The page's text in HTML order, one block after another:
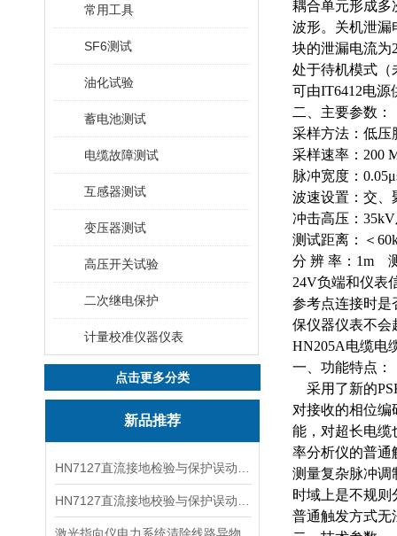
常用工具
SF6测试
油化试验
蓄电池测试
电缆故障测试
互感器测试
变压器测试
高压开关试验
二次继电保护
计量校准仪器仪表
点击更多分类
新品推荐
耦合单元形成多
波形。关机泄漏
块的泄漏电流为
处于待机模式（
可由IT6412电源
二、主要参数：
采样方法：低压
采样速率： 200
脉冲宽度： 0.05μ
波速设置：交、
冲击高压： 35kV
测试距离：＜
分 辨 率： 1m
24V负端和仪表
参考点连接时是
保仪器仪表不会
HN205A电缆电
一、功能特点：
采用了新的
对接收的相位
能，对超长电缆
率分析仪的普通
测量复杂脉冲调
时域上是不规
普通触发方式无